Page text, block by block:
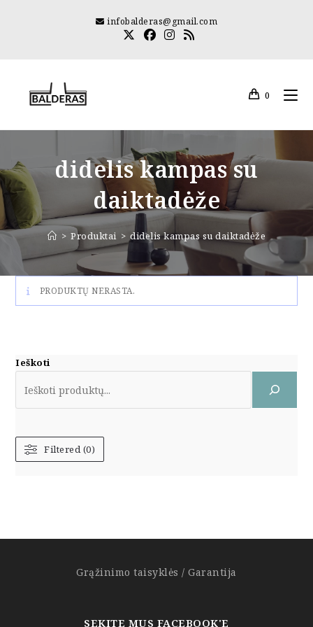
infobalderas@gmail.com
0
didelis kampas su
daiktadėže
> Produktai > didelis kampas su daiktadėže
PRODUKTŲ NERASTA.
Ieškoti
Filtered (0)
Grąžinimo taisyklės / Garantija
SEKITE MUS FACEBOOK'E